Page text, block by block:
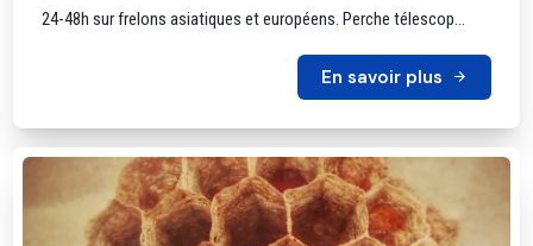
24-48h sur frelons asiatiques et européens. Perche télescop...
En savoir plus